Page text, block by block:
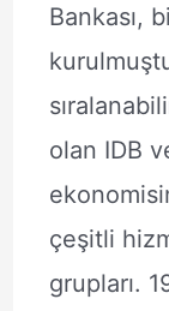
Bankası,
olan IDB
çeşitli
grupları.